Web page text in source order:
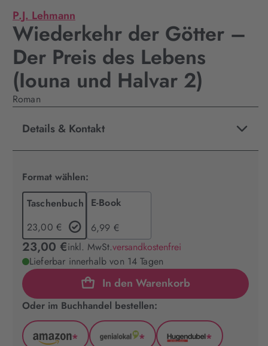
P.J. Lehmann
Wiederkehr der Götter –
Der Preis des Lebens
(Iouna und Halvar 2)
Roman
Details & Kontakt
Format wählen:
Taschenbuch
23,00 €
E-Book
6,99 €
23,00 €inkl. MwSt.versandkostenfrei
Lieferbar innerhalb von 14 Tagen
In den Warenkorb
Oder im Buchhandel bestellen:
* * *